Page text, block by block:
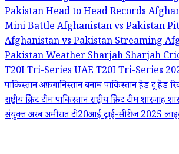
Pakistan Head to Head Records
Mini BattleAfghanistan vs Pakistan
Afghanistan vs Pakistan Streaming
Pakistan WeatherSharjahSharjah
T20I Tri-SeriesUAE T20I Tri-Series
पाकिस्तानअफ़ग़ानिस्तान बनाम पाकिस्तान हेड टू हेड
राष्ट्रीय क्रिकेट टीमपाकिस्तान राष्ट्रीय क्रिकेट टीमशारजाह
संयुक्त अरब अमीरात टी20आई ट्राई-सीरीज 2025 लाइव